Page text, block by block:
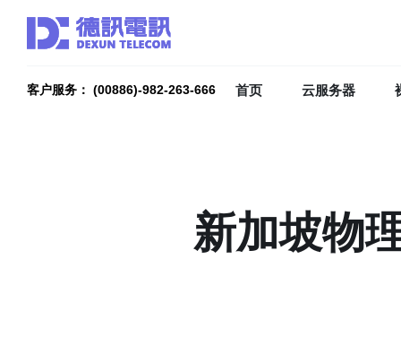
客户服务： (00886)-982-263-666 首页 云服务器
新加坡物